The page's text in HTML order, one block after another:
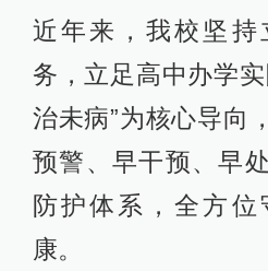
近年来，我校坚持
务，立足高中办学实
治未病”为核心导向
预警、早干预、早
防护体系，全方
康。